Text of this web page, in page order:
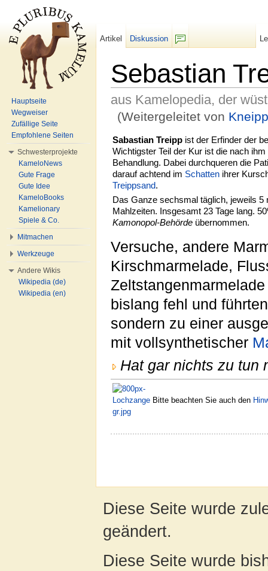
Sebastian
aus Kamelopedia, der
(Weitergeleitet von Kneipp
Sabastian Treipp ist der Erfinder der
Wichtigster Teil der Kur ist die nach
Behandlung. Dabei durchqueren die
darauf achtend im Schatten ihrer
Treippsand.
Das Ganze sechsmal täglich, jeweils 5
Mahlzeiten. Insgesamt 23 Tage lang.
Kamonopol-Behörde übernommen.
Versuche, andere
Kirschmarmelade,
bislang fehl und
sondern zu einer
mit vollsynthetischer
Hat gar nichts zu tun
Bitte beachten Sie auch den
Artikel
Diskussion
Hauptseite
Wegweiser
Zufällige Seite
Empfohlene Seiten
Schwesterprojekte
KameloNews
Gute Frage
Gute Idee
KameloBooks
Kamelionary
Spiele & Co.
Mitmachen
Werkzeuge
Andere Wikis
Wikipedia (de)
Wikipedia (en)
Diese Seite wurde
geändert.
Diese Seite wurde